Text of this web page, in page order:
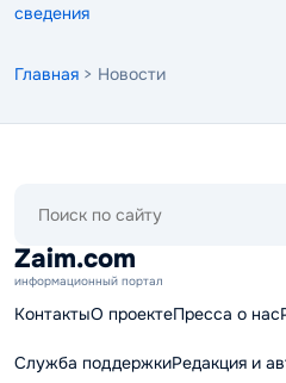
сведения
Главная > Новости
сайту
Zaim.com
информационный портал
КонтактыО проектеПресса о нас
Служба поддержкиРедакция и